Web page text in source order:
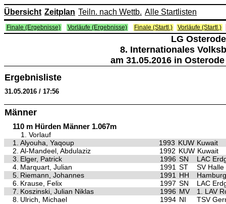
Übersicht Zeitplan Teiln. nach Wettb. Alle Startlisten
Finale (Ergebnisse) Vorläufe (Ergebnisse) Finale (Startl.) Vorläufe (Startl.)
LG Osterode
8. Internationales
am 31.05.2016 in
Ergebnisliste
31.05.2016 / 17:56
Männer
110 m Hürden Männer 1.067m
1. Vorlauf
1.
Alyouha, Yaqoup 1993 KUW Kuwait
2. Al-Mandeel, Abdulaziz 1992 KUW Kuwait
3. Elger, Patrick 1996 SN
LAC
4. Marquart, Julian 1991 ST
SV Halle
5. Riemann, Johannes 1991 HH
6. Krause, Felix 1997 SN
LAC
7. Koszinski, Julian Niklas 1996 MV
1. LAV
8. Ulrich, Michael 1994 NI TSV